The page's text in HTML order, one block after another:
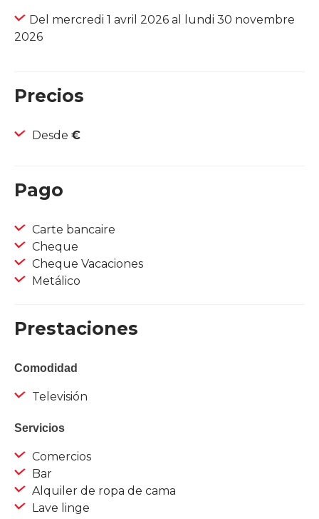
Del mercredi 1 avril 2026 al lundi 30 novembre
2026
Precios
Desde €
Pago
Carte bancaire
Cheque
Cheque Vacaciones
Metálico
Prestaciones
Comodidad
Televisión
Servicios
Comercios
Bar
Alquiler de ropa de cama
Lave linge